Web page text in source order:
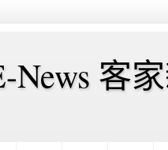
News 客